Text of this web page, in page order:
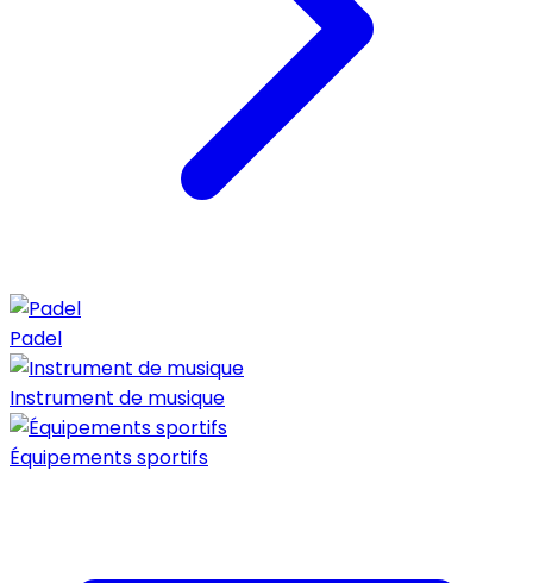
Padel
Instrument de musique
Équipements sportifs